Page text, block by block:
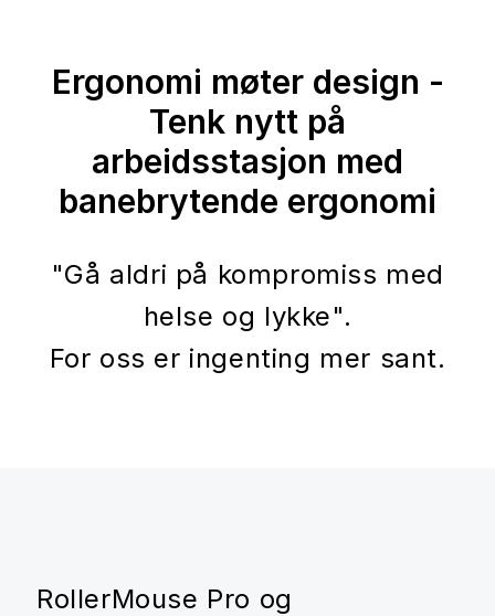
Ergonomi møter design -
Tenk nytt på
arbeidsstasjon med
banebrytende ergonomi
"Gå aldri på kompromiss med
helse og lykke".
For oss er ingenting mer sant.
RollerMouse Pro og